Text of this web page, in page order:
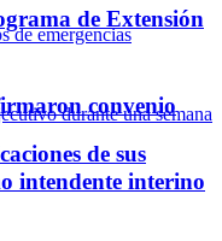
convenio
de sus
de Extensión
intendente interino